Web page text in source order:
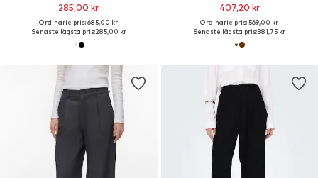
285,00 kr
Ordinarie pris: 685,00 kr
Senaste lägsta pris:285,00 kr
407,20 kr
Ordinarie pris: 569,00 kr
Senaste lägsta pris:381,75 kr